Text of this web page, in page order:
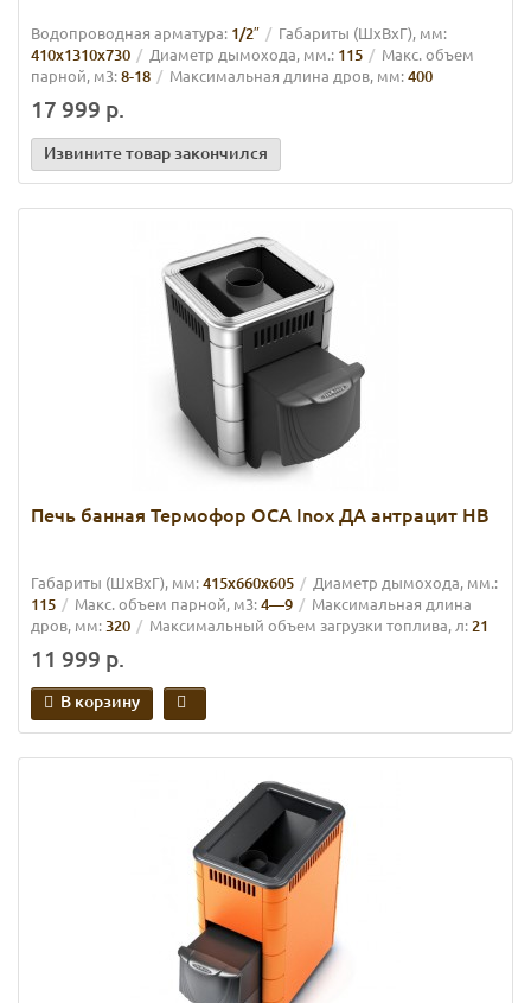
Водопроводная арматура: 1/2″ Габариты (ШхВхГ), мм:
410х1310х730 Диаметр дымохода, мм.: 115
Макс. объем
парной, м3:8-18 Максимальная длина дров, мм:400
17 999 р.
Извините товар закончился
Печь банная Термофор ОСА Inox ДА антрацит НВ
Габариты (ШхВхГ), мм:415х660х605 Диаметр дымохода, мм.:
115 Макс. объем парной, м3:4—9
Максимальная длина
дров, мм:320 Максимальный объем загрузки топлива, л:21
11 999 р.
В корзину